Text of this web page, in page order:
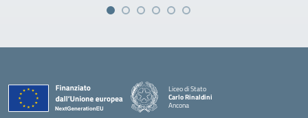
Liceo di Stato
Carlo Rinaldini
Ancona